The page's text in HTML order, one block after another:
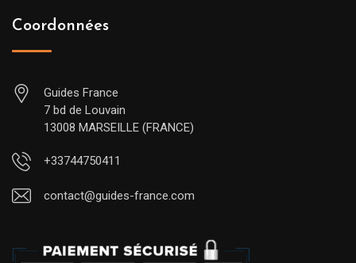
Coordonnées
Guides France
7 bd de Louvain
13008 MARSEILLE (FRANCE)
+33744750411
contact@guides-france.com